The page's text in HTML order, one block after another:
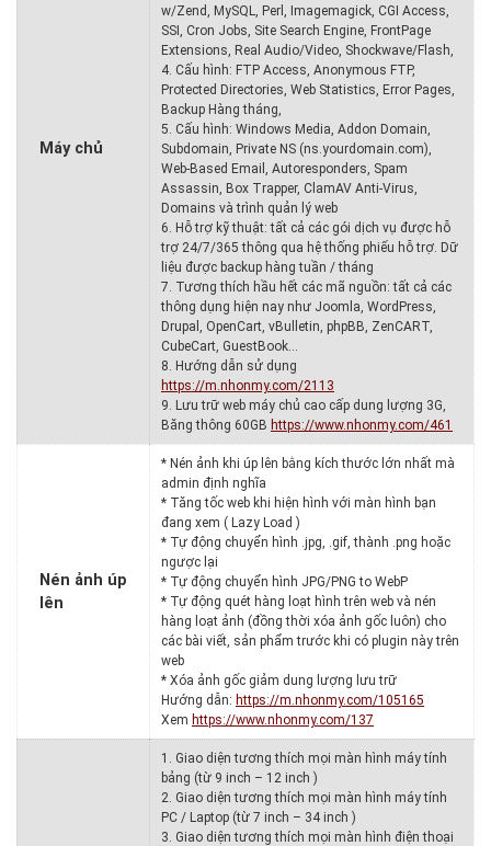
Máy chủ
w/Zend, MySQL, Perl, Imagemagick, CGI Access,
SSI, Cron Jobs, Site Search Engine, FrontPage
Extensions, Real Audio/Video, Shockwave/Flash,
4. Cấu hình: FTP Access, Anonymous FTP,
Protected Directories, Web Statistics, Error Pages,
Backup Hàng tháng,
5. Cấu hình: Windows Media, Addon Domain,
Subdomain, Private NS (ns.yourdomain.com),
Web-Based Email, Autoresponders, Spam
Assassin, Box Trapper, ClamAV Anti-Virus,
Domains và trình quản lý web
6. Hỗ trợ kỹ thuật: tất cả các gói dịch vụ được hỗ
trợ 24/7/365 thông qua hệ thống phiếu hỗ trợ. Dữ
liệu được backup hàng tuần / tháng
7. Tương thích hầu hết các mã nguồn: tất cả các
thông dụng hiện nay như Joomla, WordPress,
Drupal, OpenCart, vBulletin, phpBB, ZenCART,
CubeCart, GuestBook…
8. Hướng dẫn sử dụng
https://m.nhonmy.com/2113
9. Lưu trữ web máy chủ cao cấp dung lượng 3G,
Băng thông 60GB https://www.nhonmy.com/461
Nén ảnh úp
lên
* Nén ảnh khi úp lên bằng kích thước lớn nhất mà
admin định nghĩa
* Tăng tốc web khi hiện hình với màn hình bạn
đang xem ( Lazy Load )
* Tự động chuyển hình .jpg, .gif, thành .png hoặc
ngược lại
* Tự động chuyển hình JPG/PNG to WebP
* Tự động quét hàng loạt hình trên web và nén
hàng loạt ảnh (đồng thời xóa ảnh gốc luôn) cho
các bài viết, sản phẩm trước khi có plugin này trên
web
* Xóa ảnh gốc giảm dung lượng lưu trữ
Hướng dẫn: https://m.nhonmy.com/105165
Xem https://www.nhonmy.com/137
1. Giao diện tương thích mọi màn hình máy tính
bảng (từ 9 inch – 12 inch )
2. Giao diện tương thích mọi màn hình máy tính
PC / Laptop (từ 7 inch – 34 inch )
3. Giao diện tương thích mọi màn hình điện thoại